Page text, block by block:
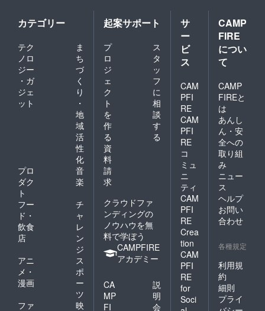
カテゴリー
テク
ノロ
ジー
・ガ
ジェ
ット
ま
ち
づ
く
り
・
地
域
活
性
化
プロ
ダク
ト
音
楽
フー
ド・
飲食
店
チ
ャ
レ
ン
ジ
アニ
メ・
漫画
ス
ポ
ー
ツ
ファ
映
起案サポート
プ
ロ
ジ
ェ
ク
ト
を
作
る
ス
タ
ッ
フ
に
相
談
す
る
資
料
請
求
クラウドファ
ンディングの
ノウハウを無
料で学ぼう
CAMPFIRE
アカデミー
CA
MP
FI
説
明
会
サ
ー
ビ
ス
CAM
PFI
RE
CAM
PFI
RE
コ
ミュ
ニ
ティ
CAM
PFI
RE
Crea
tion
CAM
PFI
RE
for
Soci
CAMP
FIRE
につい
て
CAMP
FIREと
は
あんし
ん・安
全への
取り組
み
ニュー
ス
ヘルプ
お問い
合わせ
各種規定
利用規
約
細則
プライ